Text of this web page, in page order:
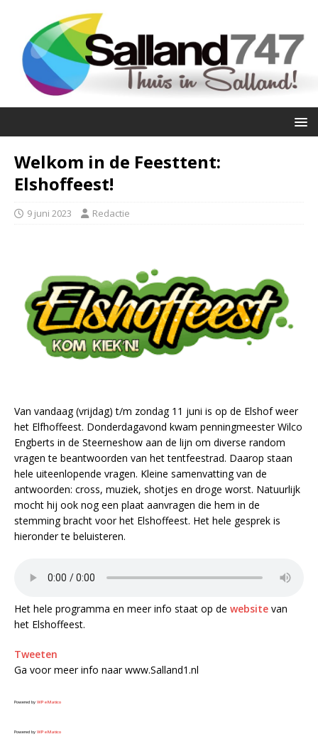
Welkom in de Feesttent:
Elshoffeest!
9 juni 2023 Redactie
Van vandaag (vrijdag) t/m zondag 11 juni is op de Elshof weer
het Elfhoffeest. Donderdagavond kwam penningmeester Wilco
Engberts in de Steerneshow aan de lijn om diverse random
vragen te beantwoorden van het tentfeestrad. Daarop staan
hele uiteenlopende vragen. Kleine samenvatting van de
antwoorden: cross, muziek, shotjes en droge worst. Natuurlijk
mocht hij ook nog een plaat aanvragen die hem in de
stemming bracht voor het Elshoffeest. Het hele gesprek is
hieronder te beluisteren.
Het hele programma en meer info staat op de website van
het Elshoffeest.
Tweeten
Ga voor meer info naar www.Salland1.nl
Powered by WPeMatico
Powered by WPeMatico